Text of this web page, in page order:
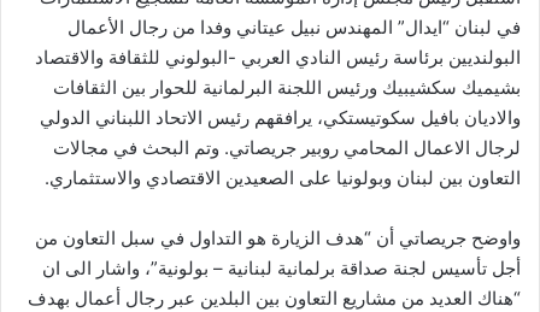
في لبنان “ايدال” المهندس نبيل عيتاني وفدا من رجال الأعمال
البولنديين برئاسة رئيس النادي العربي -البولوني للثقافة والاقتصاد
بشيميك سكشيبيك ورئيس اللجنة البرلمانية للحوار بين الثقافات
والاديان بافيل سكوتيستكي، يرافقهم رئيس الاتحاد اللبناني الدولي
لرجال الاعمال المحامي روبير جريصاتي. وتم البحث في مجالات
التعاون بين لبنان وبولونيا على الصعيدين الاقتصادي والاستثماري.
واوضح جريصاتي أن “هدف الزيارة هو التداول في سبل التعاون من
أجل تأسيس لجنة صداقة برلمانية لبنانية – بولونية”، واشار الى ان
“هناك العديد من مشاريع التعاون بين البلدين عبر رجال أعمال بهدف